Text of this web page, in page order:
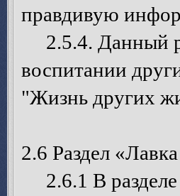
правдивую
2.5.4. Данный
воспитании
"Жизнь других
2.6 Раздел
2.6.1 В разделе